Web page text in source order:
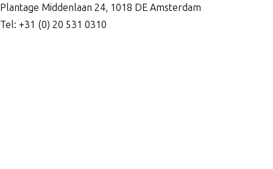
Plantage Middenlaan 24, 1018 DE Amsterdam
Tel: +31 (0) 20 531 0310